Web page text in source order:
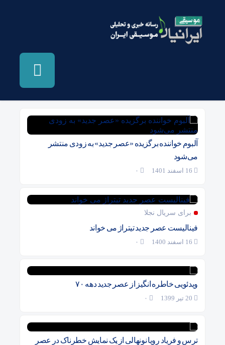
بایگانی‌ها عصر جدید - موسیقی ایرانیان
آلبوم خواننده برگزیده «عصر جدید» به زودی منتشر
می‌شود
۰
برای سریال نجلا
فینالیست عصر جدید تیتراژ می خواند
۰
ویدئویی خاطره انگیز از عصر جدید دهه ۷۰
۰
ترس و فریاد رویا نونهالی از یک نمایش خطرناک در عصر